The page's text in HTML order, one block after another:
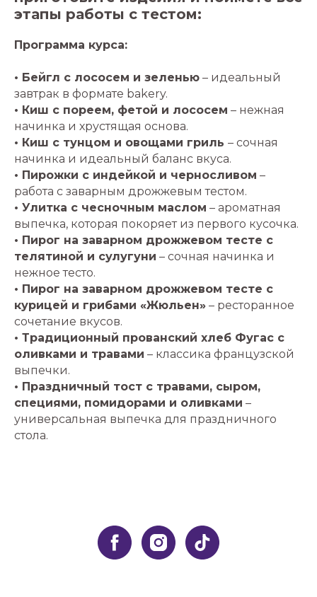
этапы работы с тестом:
Программа курса:
• Бейгл с лососем и зеленью – идеальный
завтрак в формате bakery.
• Киш с пореем, фетой и лососем – нежная
начинка и хрустящая основа.
• Киш с тунцом и овощами гриль – сочная
начинка и идеальный баланс вкуса.
• Пирожки с индейкой и черносливом –
работа с заварным дрожжевым тестом.
• Улитка с чесночным маслом – ароматная
выпечка, которая покоряет из первого кусочка.
• Пирог на заварном дрожжевом тесте с
телятиной и сулугуни – сочная начинка и
нежное тесто.
• Пирог на заварном дрожжевом тесте с
курицей и грибами «Жюльен» – ресторанное
сочетание вкусов.
• Традиционный прованский хлеб Фугас с
оливками и травами – классика французской
выпечки.
• Праздничный тост с травами, сыром,
специями, помидорами и оливками –
универсальная выпечка для праздничного
стола.